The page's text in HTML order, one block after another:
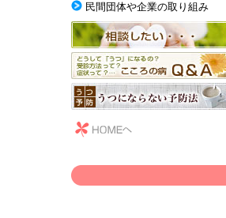
民間団体や企業の取り組み